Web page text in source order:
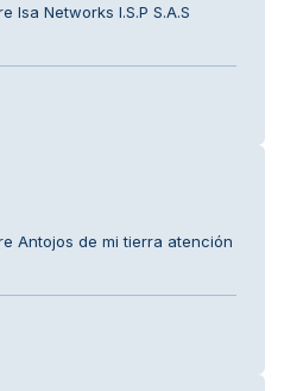
Isa Networks I.S.P S.A.S
Antojos de mi tierra atención